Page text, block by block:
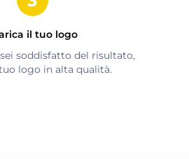
il tuo logo
soddisfatto del risultato,
logo in alta qualità.